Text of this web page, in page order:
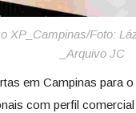
XP_Campinas/Foto:
_Arquivo JC
em Campinas para
com perfil